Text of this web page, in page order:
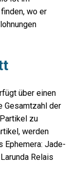
wo er
über einen
Gesamtzahl der
zu
werden
Ephemera: Jade-
Relais